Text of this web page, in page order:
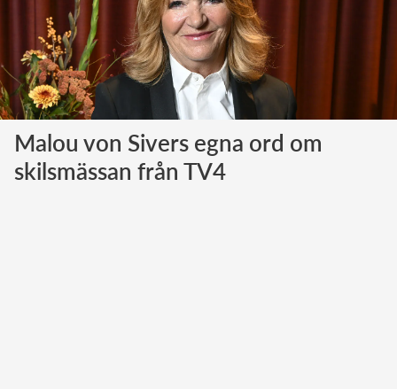
UTLÄNDSKT
KÄNDISAR
VÄRLDENS KUNGAHUS
Svenska kungahuset
Brittiska kungahuset
REDAKTION
Malou von Sivers egna ord om
skilsmässan från TV4